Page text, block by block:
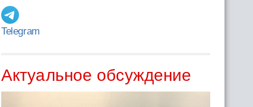
Telegram
Актуальное обсуждение